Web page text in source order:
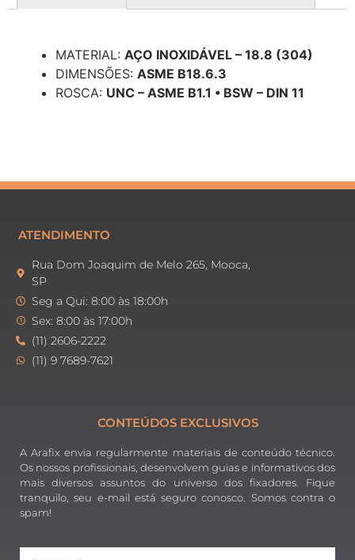
MATERIAL: AÇO INOXIDÁVEL – 18.8 (304)
DIMENSÕES: ASME B18.6.3
ROSCA: UNC – ASME B1.1 • BSW – DIN 11
ATENDIMENTO
Rua Dom Joaquim de Melo 265, Mooca,
SP
Seg a Qui: 8:00 às 18:00h
Sex: 8:00 às 17:00h
(11) 2606-2222
(11) 9 7689-7621
CONTEÚDOS EXCLUSIVOS
A Arafix envia regularmente materiais de conteúdo técnico.
Os nossos profissionais, desenvolvem guias e informativos dos
mais diversos assuntos do universo dos fixadores. Fique
tranquilo, seu e-mail está seguro conosco. Somos contra o
spam!